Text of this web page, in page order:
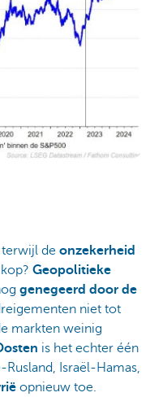
terwijl de onzekerheid
Geopolitieke
genegeerd door de
niet tot
markten weinig
is het echter één
Israël-Hamas,
opnieuw toe.